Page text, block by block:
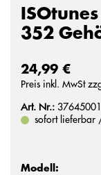
352
24,99 €
Preis inkl. MwSt
Art. Nr.: 37645001
sofort lieferbar
Modell: